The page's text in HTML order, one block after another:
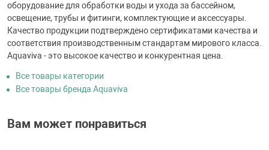
оборудование для обработки воды и ухода за бассейном,
освещение, трубы и фитинги, комплектующие и аксессуары.
Качество продукции подтверждено сертификатами качества и
соответствия производственным стандартам мирового класса.
Aquaviva - это высокое качество и конкурентная цена.
Все товары категории
Все товары бренда Aquaviva
Вам может понравиться